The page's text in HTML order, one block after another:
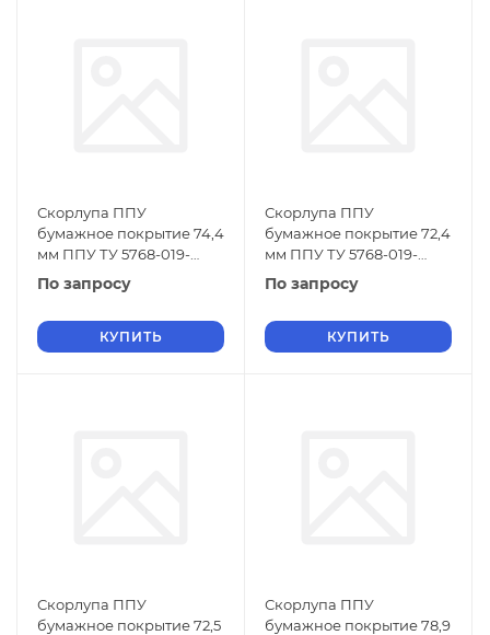
Скорлупа ППУ
бумажное покрытие 74,4
мм ППУ ТУ 5768-019-
01297858-01
По запросу
КУПИТЬ
Скорлупа ППУ
бумажное покрытие 72,4
мм ППУ ТУ 5768-019-
01297858-01
По запросу
КУПИТЬ
Скорлупа ППУ
бумажное покрытие 72,5
Скорлупа ППУ
бумажное покрытие 78,9